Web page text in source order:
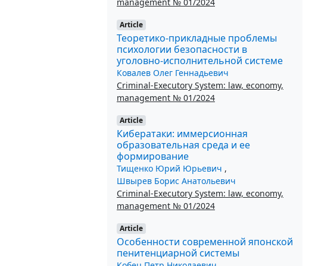
Article
Теоретико-прикладные проблемы
психологии безопасности в
уголовно-исполнительной системе
Ковалев Олег Геннадьевич
Criminal-Executory System: law, economy,
management № 01/2024
Article
Кибератаки: иммерсионная
образовательная среда и ее
формирование
Тищенко Юрий Юрьевич ,
Швырев Борис Анатольевич
Criminal-Executory System: law, economy,
management № 01/2024
Article
Особенности современной японской
пенитенциарной системы